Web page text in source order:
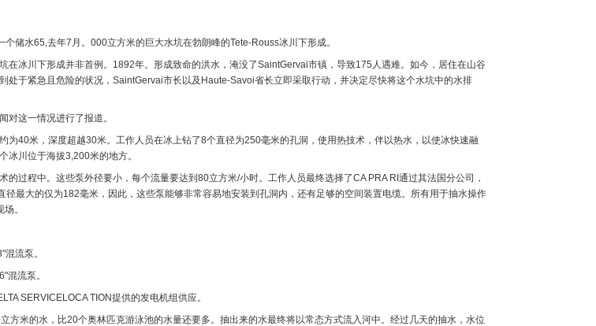
储水65,去年7月。000立方米的巨大水坑在勃朗峰的Tete-Rouss冰川下形成。
在冰川下形成并非首例。1892年。形成致命的洪水，淹没了SaintGervai市镇，导致175人遇难。如今，居住在山谷
处于紧急且危险的状况，SaintGervai市长以及Haute-Savoi省长立即采取行动，并决定尽快将这个水坑中的水排
对这一情况进行了报道。
为40米，深度超越30米。工作人员在冰上钻了8个直径为250毫米的孔洞，使用热技术，伴以热水，以使冰快速融
冰川位于海拔3,200米的地方。
的过程中。这些泵外径要小，每个流量要达到80立方米/小时。工作人员最终选择了CA PRA RI通过其法国分公司，
最大的仅为182毫米，因此，这些泵能够非常容易地安装到孔洞内，还有足够的空间装置电缆。所有用于抽水操作
。
流泵。
混流泵。
SERVICELOCA TION提供的发电机组供应。
方米的水，比20个奥林匹克游泳池的水量还要多。抽出来的水最终将以常态方式流入河中。经过几天的抽水，水位